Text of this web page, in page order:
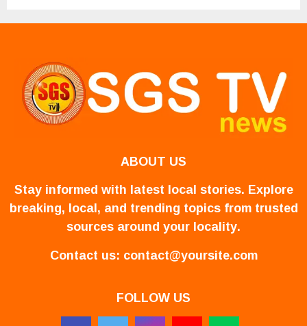
ABOUT US
Stay informed with latest local stories. Explore
breaking, local, and trending topics from trusted
sources around your locality.
Contact us: contact@yoursite.com
FOLLOW US